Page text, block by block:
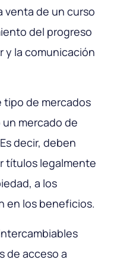
venta de un curso
del progreso
y la comunicación
tipo de mercados
mercado de
decir, deben
títulos legalmente
a los
en los beneficios.
de acceso a